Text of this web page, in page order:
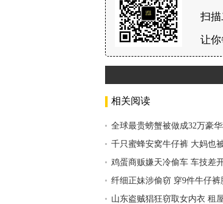
扫
让你
相关阅读
全球最贵螃蟹被做成32万豪
千只蜜蜂安窝牛仔裤 大妈也
鸡蛋商贩嫌天冷偷车 车技差
纤细正妹涉偷窃 穿9件牛仔裤
山东盗贼猖狂窃取女内衣 租